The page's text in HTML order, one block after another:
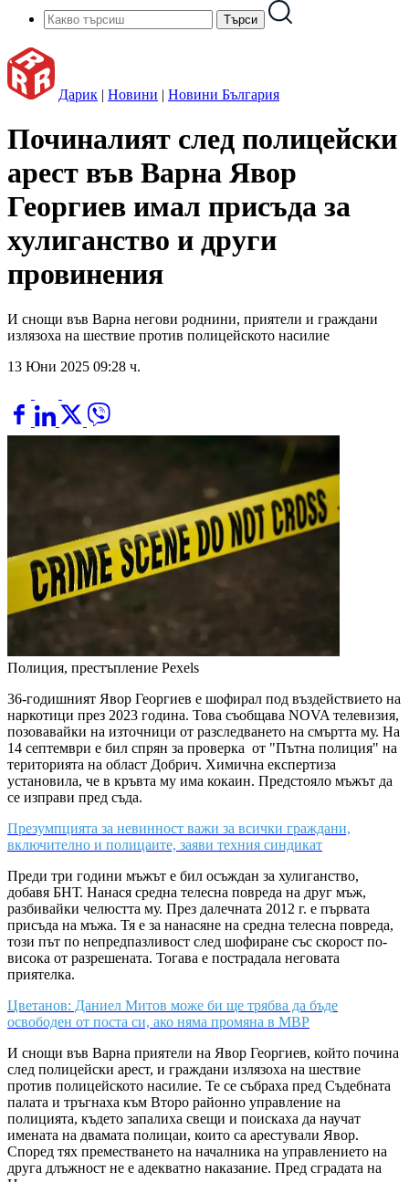
Дарик | Новини | Новини България
Починалият след полицейски
арест във Варна Явор
Георгиев имал присъда за
хулиганство и други
провинения
И снощи във Варна негови роднини, приятели и граждани
излязоха на шествие против полицейското насилие
13 Юни 2025 09:28 ч.
Полиция, престъпление Pexels
36-годишният Явор Георгиев е шофирал под въздействието на
наркотици през 2023 година. Това съобщава NOVA телевизия,
позовавайки на източници от разследването на смъртта му. На
14 септември е бил спрян за проверка от "Пътна полиция" на
територията на област Добрич. Химична експертиза
установила, че в кръвта му има кокаин. Предстояло мъжът да
се изправи пред съда.
Презумпцията за невинност важи за всички граждани,
включително и полицаите, заяви техния синдикат
Преди три години мъжът е бил осъждан за хулиганство,
добавя БНТ. Нанася средна телесна повреда на друг мъж,
разбивайки челюстта му. През далечната 2012 г. е първата
присъда на мъжа. Тя е за нанасяне на средна телесна повреда,
този път по непредпазливост след шофиране със скорост по-
висока от разрешената. Тогава е пострадала неговата
приятелка.
Цветанов: Даниел Митов може би ще трябва да бъде
освободен от поста си, ако няма промяна в МВР
И снощи във Варна приятели на Явор Георгиев, който почина
след полицейски арест, и граждани излязоха на шествие
против полицейското насилие. Те се събраха пред Съдебната
палата и тръгнаха към Второ районно управление на
полицията, където запалиха свещи и поискаха да научат
имената на двамата полицаи, които са арестували Явор.
Според тях преместването на началника на управлението на
друга длъжност не е адекватно наказание. Пред сградата на